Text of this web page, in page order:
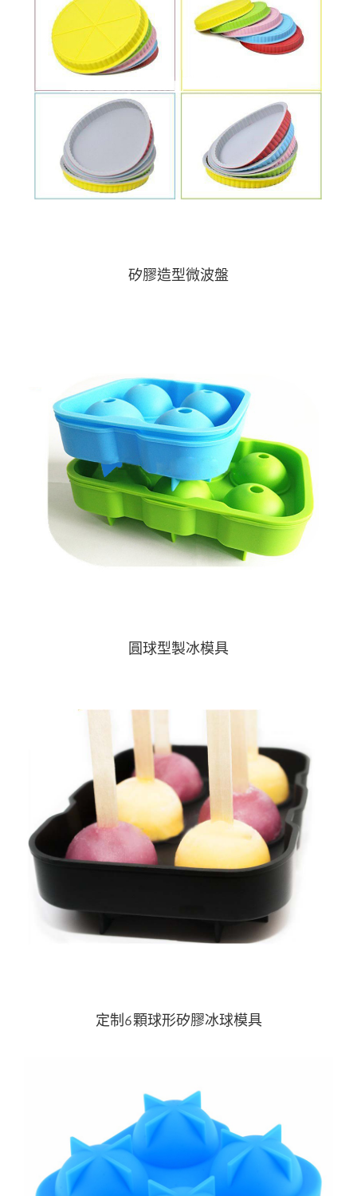
矽膠造型微波盤
圓球型製冰模具
定制6顆球形矽膠冰球模具